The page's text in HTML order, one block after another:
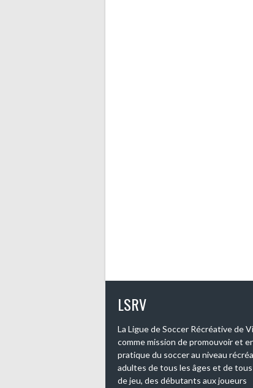
LSRV
La Ligue de Soccer Récréative de
comme mission de promouvoir et
pratique du soccer au niveau
adultes de tous les âges et de
de jeu, des débutants aux joueurs